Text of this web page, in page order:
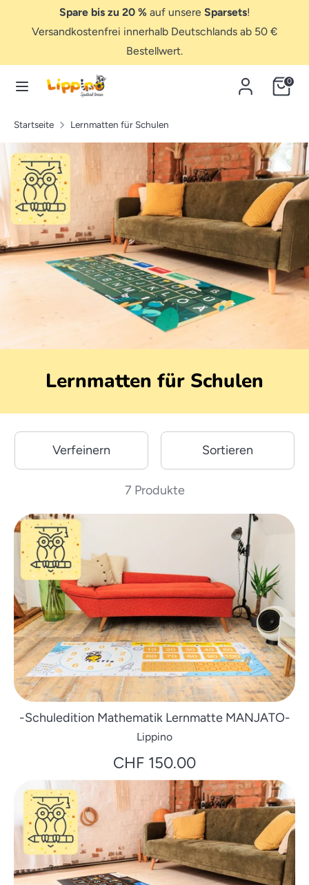
Spare bis zu 20 %auf unsere Sparsets!
Versandkostenfrei innerhalb Deutschlands ab 50 €
Bestellwert.
suchen...
Hier
suchen...
0
Startseite Lernmatten für Schulen
Lernmatten für Schulen
Verfeinern Sortieren
7 Produkte
-Schuledition Mathematik Lernmatte MANJATO-
Lippino
CHF 150.00